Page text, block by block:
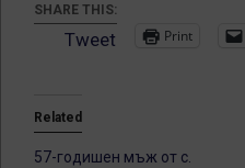
SHARE THIS:
Tweet Print
Related
57-годишен мъж от с.